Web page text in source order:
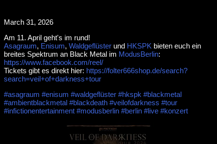
March 31, 2026
Am 11. April geht's im rund!
Asagraum, Enisum, Waldgeflüster und HKSPK bieten euch ein
breites Spektrum an Black Metal im ModusBerlin:
https://www.facebook.com/reel/
Tickets gibt es direkt hier: https://folter666shop.de/search?
search=veil+of+darkness+tour
#asagraum #enisum #waldgeflüster #hkspk #blackmetal
#ambientblackmetal #blackdeath #veilofdarkness #tour
#infictionentertainment #modusberlin #berlin #live #konzert